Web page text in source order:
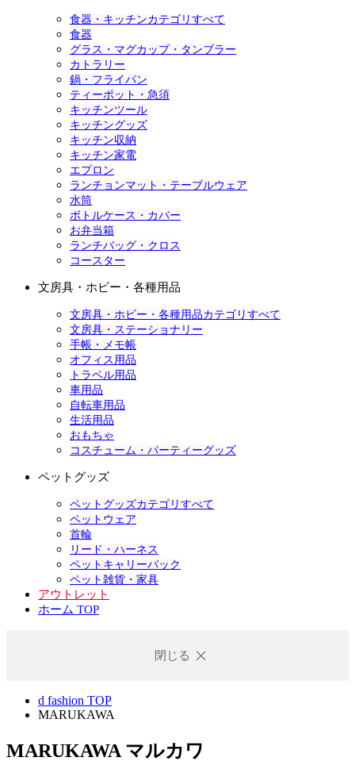
食器・キッチンカテゴリすべて
食器
グラス・マグカップ・タンブラー
カトラリー
鍋・フライパン
ティーポット・急須
キッチンツール
キッチングッズ
キッチン収納
キッチン家電
エプロン
ランチョンマット・テーブルウェア
水筒
ボトルケース・カバー
お弁当箱
ランチバッグ・クロス
コースター
文房具・ホビー・各種用品
文房具・ホビー・各種用品カテゴリすべて
文房具・ステーショナリー
手帳・メモ帳
オフィス用品
トラベル用品
車用品
自転車用品
生活用品
おもちゃ
コスチューム・パーティーグッズ
ペットグッズ
ペットグッズカテゴリすべて
ペットウェア
首輪
リード・ハーネス
ペットキャリーバック
ペット雑貨・家具
アウトレット
ホーム TOP
閉じる
d fashion TOP
MARUKAWA
MARUKAWA マルカワ